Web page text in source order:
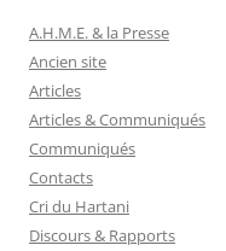
A.H.M.E. & la Presse
Ancien site
Articles
Articles & Communiqués
Communiqués
Contacts
Cri du Hartani
Discours & Rapports